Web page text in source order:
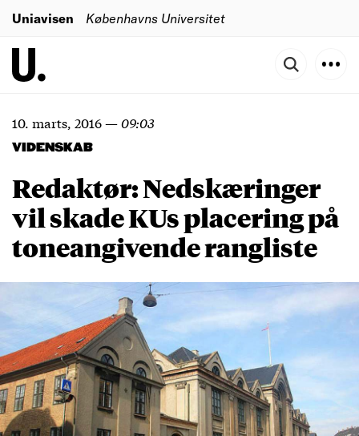
Uniavisen Københavns Universitet
10. marts, 2016—09:03
VIDENSKAB
Redaktør: Nedskæringer
vil skade KUs placering på
toneangivende rangliste